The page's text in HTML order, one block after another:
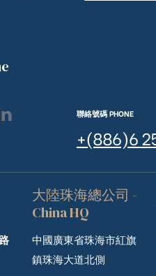
聯絡號碼 PHONE
+(886)6
大陸珠海總公司 -
China HQ
中國廣東省珠海市紅旗
鎮珠海大道北側